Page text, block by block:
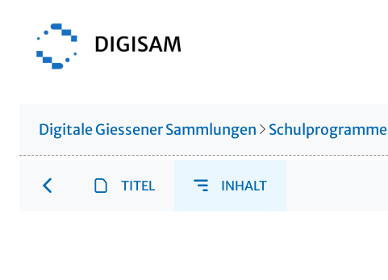
Digitale Giessener Sammlungen Schulprogramme
TITEL INHALT